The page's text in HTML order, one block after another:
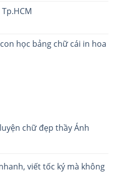
học bảng chữ cái in hoa
luyện chữ đẹp thầy Ánh
viết tốc ký mà không